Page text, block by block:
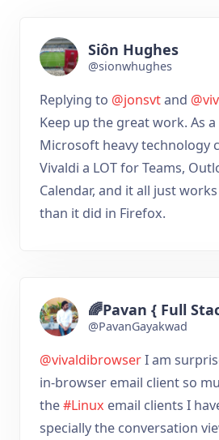
Siôn Hughes
@sionwhughes
Replying to @jonsvtand
Keep up the great work. As
Microsoft heavy technology
Vivaldi a LOT for Teams,
Calendar, and it all just
than it did in Firefox.
🌈Pavan { Full
@PavanGayakwad
@vivaldibrowserI am
in-browser email client so
the#Linux email clients I
specially the conversation